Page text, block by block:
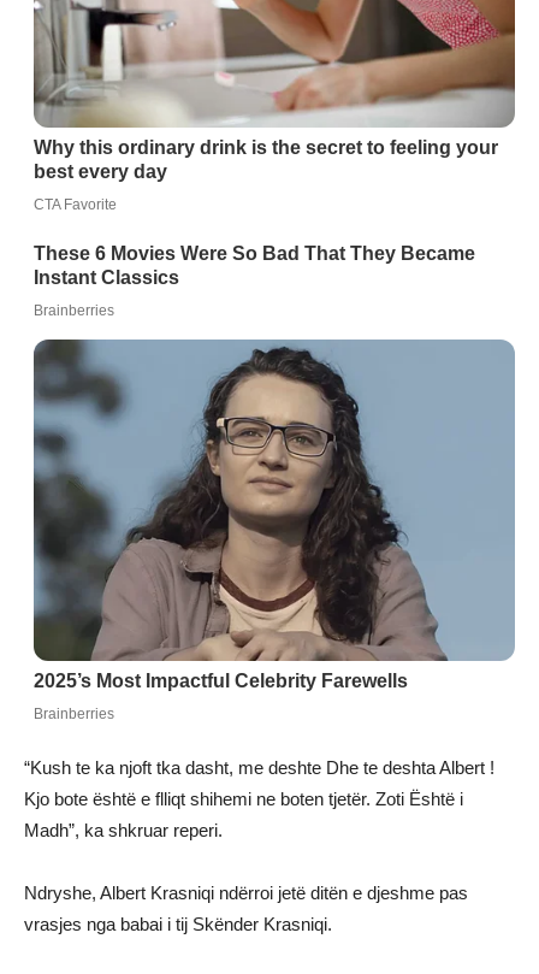
“Kush te ka njoft tka dasht, me deshte Dhe te deshta Albert !
Kjo bote është e flliqt shihemi ne boten tjetër. Zoti Është i
Madh”, ka shkruar reperi.
Ndryshe, Albert Krasniqi ndërroi jetë ditën e djeshme pas
vrasjes nga babai i tij Skënder Krasniqi.